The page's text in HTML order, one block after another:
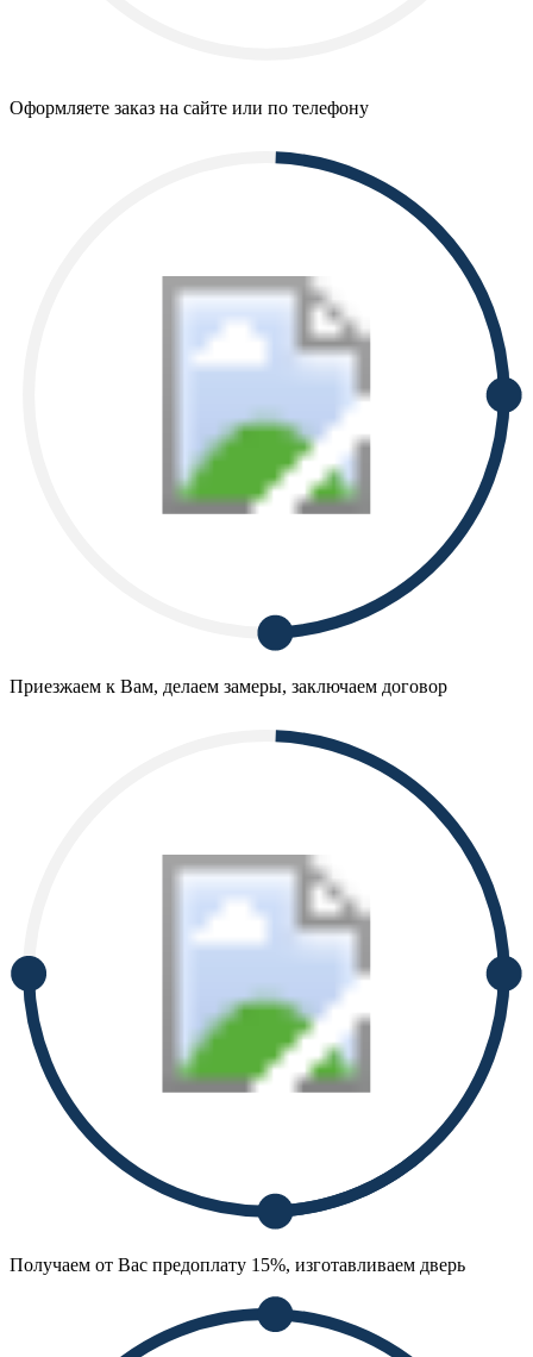
Оформляете заказ на сайте или по телефону
Приезжаем к Вам, делаем замеры, заключаем договор
Получаем от Вас предоплату 15%, изготавливаем дверь